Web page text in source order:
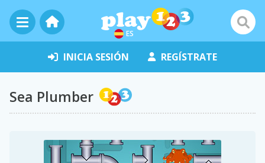
ES
INICIA SESIÓN REGÍSTRATE
Sea Plumber